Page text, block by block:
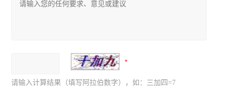
请输入计算结果（填写阿拉伯数字），如：三加四=7